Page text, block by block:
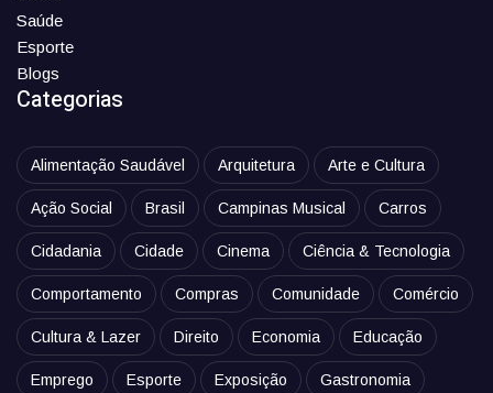
Saúde
Esporte
Blogs
Categorias
Alimentação Saudável Arquitetura Arte e Cultura
Ação Social Brasil Campinas Musical Carros
Cidadania Cidade Cinema Ciência & Tecnologia
Comportamento Compras Comunidade Comércio
Cultura & Lazer Direito Economia Educação
Emprego Esporte Exposição Gastronomia